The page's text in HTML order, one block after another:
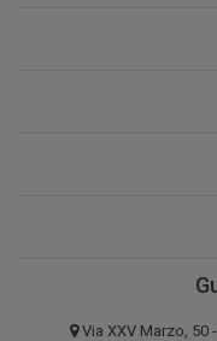
Via XXV Marzo, 50